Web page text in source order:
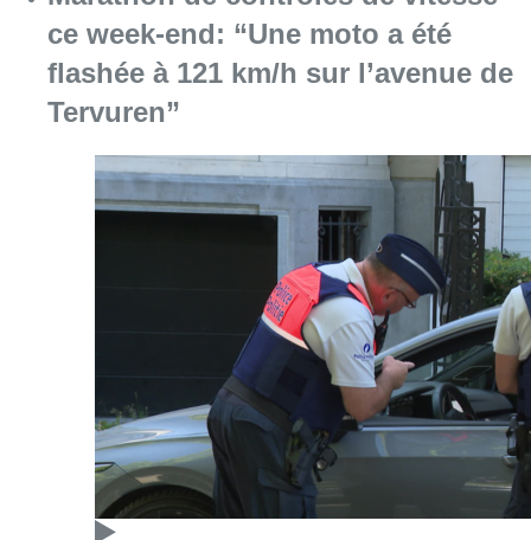
ce week-end: “Une moto a été
flashée à 121 km/h sur l’avenue de
Tervuren”